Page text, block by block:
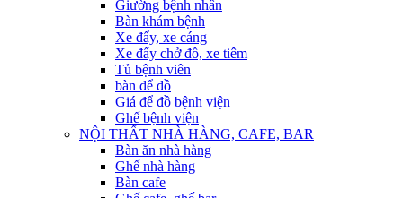
Giường bệnh nhân
Bàn khám bệnh
Xe đẩy, xe cáng
Xe đẩy chở đồ, xe tiêm
Tủ bệnh viên
bàn để đồ
Giá để đồ bệnh viện
Ghế bệnh viện
NỘI THẤT NHÀ HÀNG, CAFE, BAR
Bàn ăn nhà hàng
Ghế nhà hàng
Bàn cafe